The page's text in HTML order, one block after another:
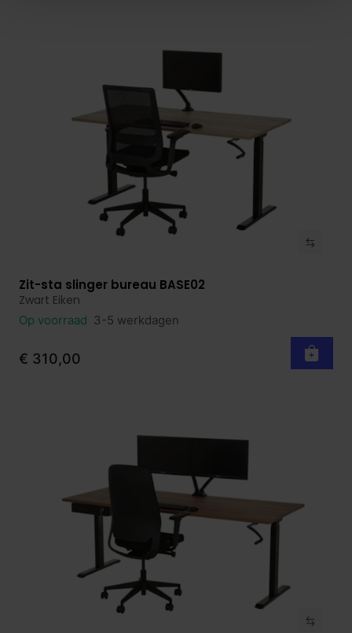
Bekijk product
Zit-sta slinger bureau BASE02
Zwart Eiken
Op voorraad 3-5 werkdagen
€ 310,00